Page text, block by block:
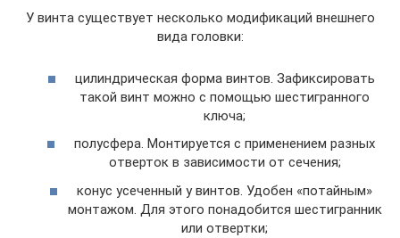
У винта существует несколько модификаций внешнего
вида головки:
цилиндрическая форма винтов. Зафиксировать
такой винт можно с помощью шестигранного
ключа;
полусфера. Монтируется с применением разных
отверток в зависимости от сечения;
конус усеченный у винтов. Удобен «потайным»
монтажом. Для этого понадобится шестигранник
или отвертки;